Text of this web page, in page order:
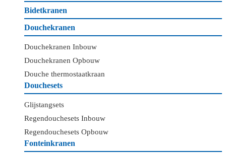
Bidetkranen
Douchekranen
Douchekranen Inbouw
Douchekranen Opbouw
Douche thermostaatkraan
Douchesets
Glijstangsets
Regendouchesets Inbouw
Regendouchesets Opbouw
Fonteinkranen